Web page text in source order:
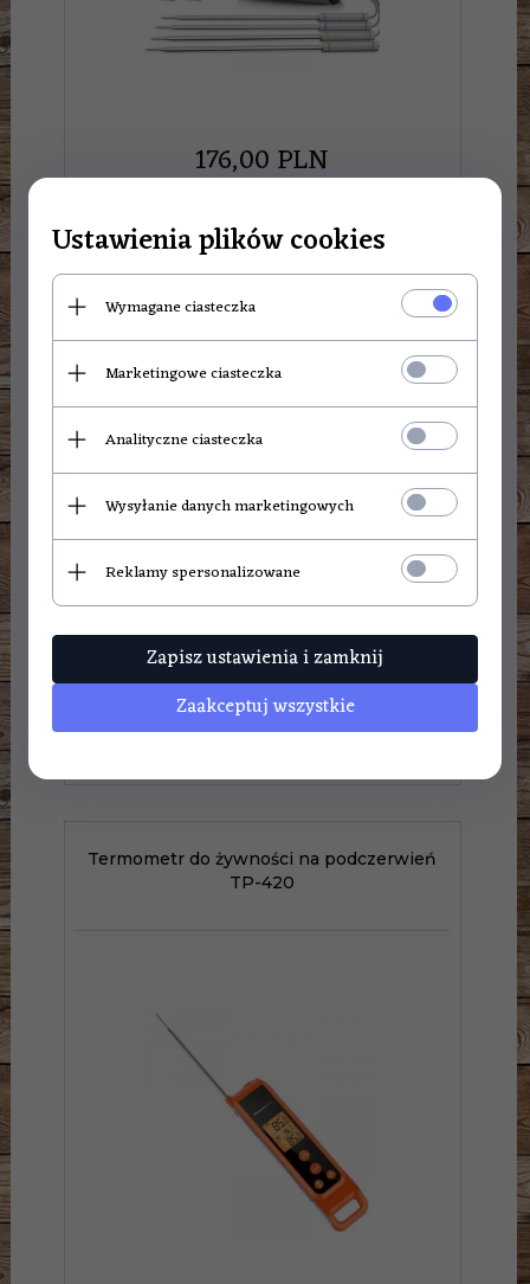
176,00PLN
Termometr do żywności ThermoPro TP-08
173,00PLN
Termometr do żywności na podczerwień
TP-420
Ustawienia plików cookies
Wymagane ciasteczka
Marketingowe ciasteczka
Analityczne ciasteczka
Wysyłanie danych marketingowych
Reklamy spersonalizowane
Zapisz ustawienia i zamknij
Zaakceptuj wszystkie